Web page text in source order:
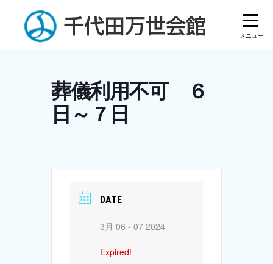
content
葬儀利用不可 ６
日～７日
DATE
3月 06 - 07 2024
Expired!